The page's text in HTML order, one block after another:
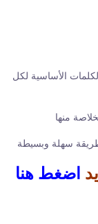
الأساسية لكل
منها
سهلة وبسيطة
اضغط هنا